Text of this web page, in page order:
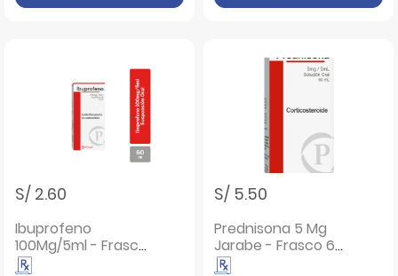
S/ 2.60
Ibuprofeno
100Mg/5ml - Frasco
60Ml
S/ 5.50
Prednisona 5 Mg
Jarabe - Frasco 60
ML